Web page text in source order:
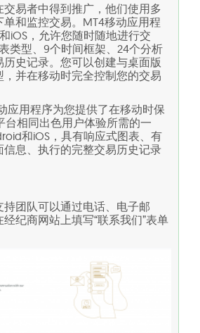
易者中得到推广，他们使用多
和监控交易。MT4移动应用程
iOS，允许您随时随地进行交
类型、9个时间框架、24个分析
史记录。您可以创建与桌面版
并在移动时完全控制您的交易
应用程序为您提供了在移动时保
台相同出色用户体验所需的一
和iOS，具有响应式图表、有
信息、执行的完整交易历史记录
团队可以通过电话、电子邮
纪商网站上填写“联系我们”表单